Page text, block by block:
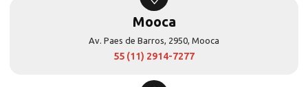
Mooca
Av. Paes de Barros, 2950, Mooca
55 (11) 2914-7277